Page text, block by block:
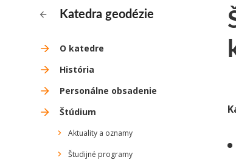
Katedra geodézie
O katedre
História
Personálne obsadenie
Štúdium
Aktuality a oznamy
Študijné programy